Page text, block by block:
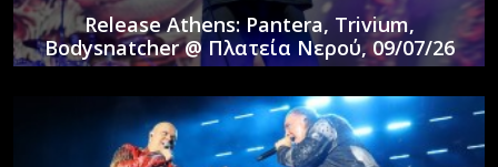
Release Athens: Pantera, Trivium,
Bodysnatcher @ Πλατεία Νερού, 09/07/26